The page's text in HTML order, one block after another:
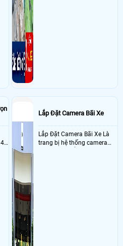
Lắp Đặt Camera Bãi Xe
Lắp Đặt Camera Bãi Xe Là
trang bị hệ thống camera